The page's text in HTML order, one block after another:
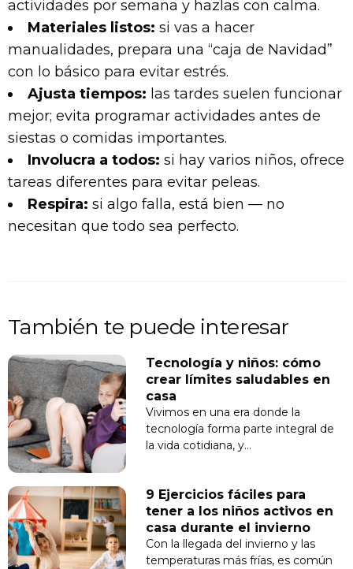
actividades por semana y hazlas con calma.
Materiales listos: si vas a hacer
manualidades, prepara una “caja de Navidad”
con lo básico para evitar estrés.
Ajusta tiempos: las tardes suelen funcionar
mejor; evita programar actividades antes de
siestas o comidas importantes.
Involucra a todos: si hay varios niños, ofrece
tareas diferentes para evitar peleas.
Respira: si algo falla, está bien — no
necesitan que todo sea perfecto.
También te puede interesar
Tecnología y niños: cómo
crear límites saludables en
casa
Vivimos en una era donde la
tecnología forma parte integral de
la vida cotidiana, y…
9 Ejercicios fáciles para
tener a los niños activos en
casa durante el invierno
Con la llegada del invierno y las
temperaturas más frías, es común